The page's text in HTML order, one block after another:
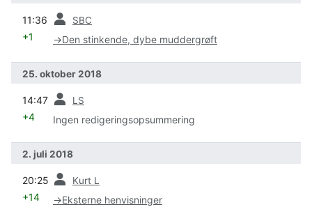
11:36 SBC
+1 →Den stinkende, dybe muddergrøft
25. oktober 2018
14:47 LS
+4 Ingen redigeringsopsummering
2. juli 2018
20:25 Kurt L
+14 →Eksterne henvisninger